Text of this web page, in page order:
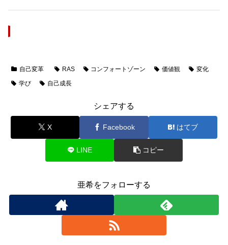
自己変革 RAS コンフォートゾーン 価値観
変化
学び
自己成長
シェアする
X Facebook はてブ
LINE コピー
亜希をフォローする